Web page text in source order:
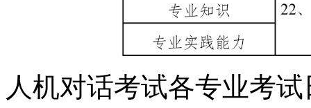
人机对话考试各专业考